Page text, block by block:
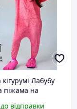
Лабубу
піжама на
відправки